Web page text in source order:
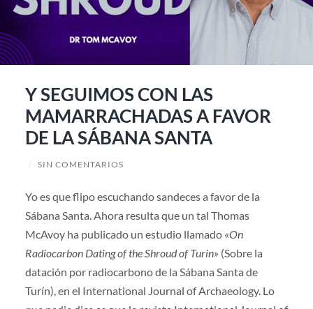
Y SEGUIMOS CON LAS
MAMARRACHADAS A FAVOR
DE LA SÁBANA SANTA
/ SIN COMENTARIOS
Yo es que flipo escuchando sandeces a favor de la
Sábana Santa. Ahora resulta que un tal Thomas
McAvoy ha publicado un estudio llamado «On
Radiocarbon Dating of the Shroud of Turin» (Sobre la
datación por radiocarbono de la Sábana Santa de
Turín), en el International Journal of Archaeology. Lo